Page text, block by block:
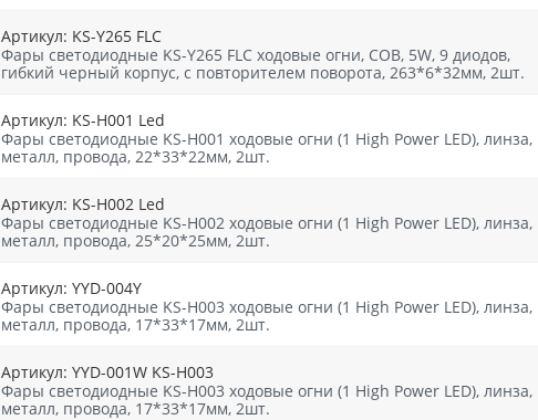
Артикул: KS-Y265 FLC
Фары светодиодные KS-Y265 FLC ходовые огни, СОВ, 5W, 9 диодов,
гибкий черный корпус, с повторителем поворота, 263*6*32мм, 2шт.
Артикул: KS-Н001 Led
Фары светодиодные KS-Н001 ходовые огни (1 High Power LED), линза,
металл, провода, 22*33*22мм, 2шт.
Артикул: KS-Н002 Led
Фары светодиодные KS-Н002 ходовые огни (1 High Power LED), линза,
металл, провода, 25*20*25мм, 2шт.
Артикул: YYD-004Y
Фары светодиодные KS-Н003 ходовые огни (1 High Power LED), линза,
металл, провода, 17*33*17мм, 2шт.
Артикул: YYD-001W KS-H003
Фары светодиодные KS-Н003 ходовые огни (1 High Power LED), линза,
металл, провода, 17*33*17мм, 2шт.